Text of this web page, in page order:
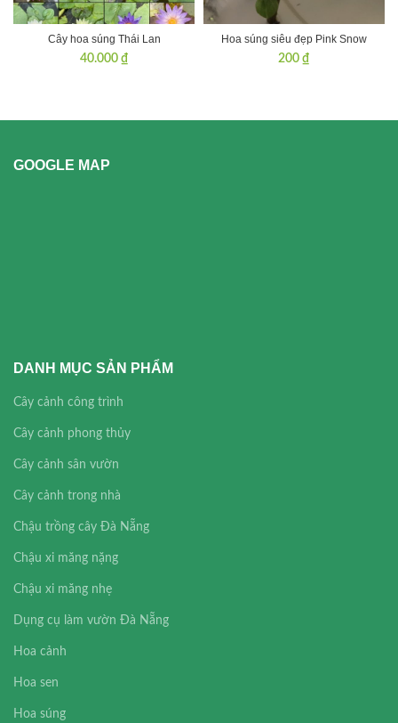
Cây hoa súng Thái Lan
40.000 ₫
Hoa súng siêu đẹp Pink Snow
200 ₫
GOOGLE MAP
DANH MỤC SẢN PHẨM
Cây cảnh công trình
Cây cảnh phong thủy
Cây cảnh sân vườn
Cây cảnh trong nhà
Chậu trồng cây Đà Nẵng
Chậu xi măng nặng
Chậu xi măng nhẹ
Dụng cụ làm vườn Đà Nẵng
Hoa cảnh
Hoa sen
Hoa súng